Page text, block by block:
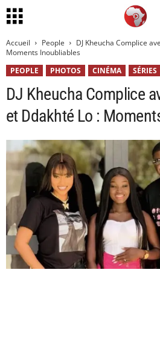
Accueil People
DJ Kheucha Complice
Moments Inoubliables
PEOPLE
PHOTOS CINÉMA SÉRIES
DJ Kheucha Complice
et Ddakhté Lo :